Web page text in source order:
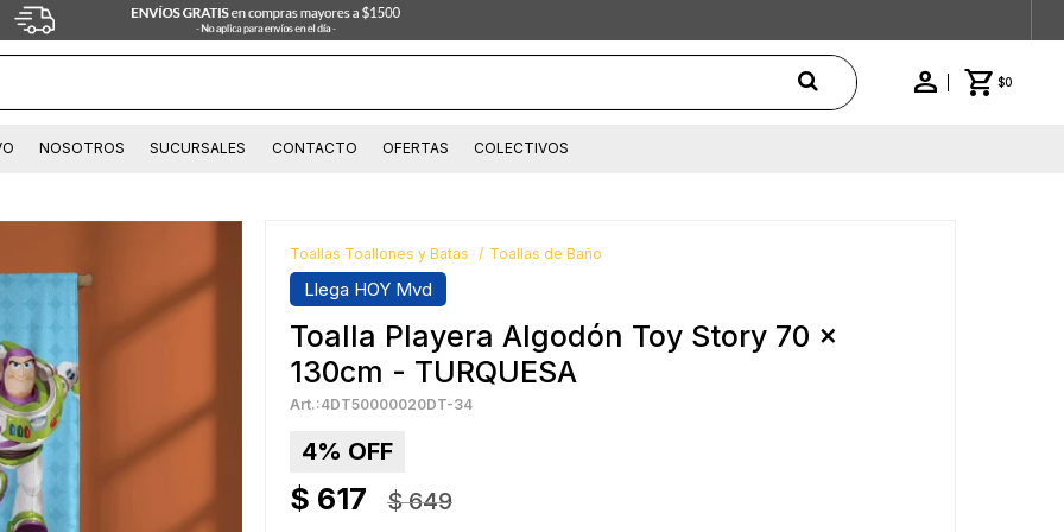
$0
NOSOTROS SUCURSALES CONTACTO OFERTAS COLECTIVOS
Toallas Toallones y Batas Toallas de Baño
Llega HOY Mvd
Toalla Playera Algodón Toy Story 70 x
130cm - TURQUESA
4DT50000020DT-34
4
$ 617 $ 649